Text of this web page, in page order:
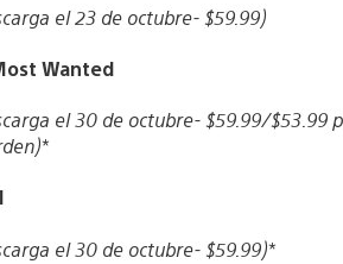
el 23 de octubre- $59.99)
Wanted
el 30 de octubre- $59.99/$53.99
el 30 de octubre- $59.99)*